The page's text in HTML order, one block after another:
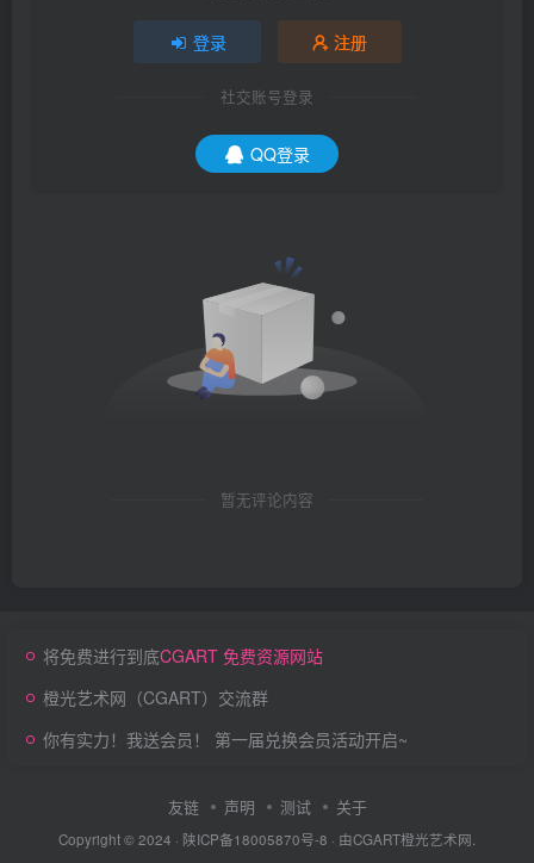
登录 注册
社交账号登录
QQ登录
暂无评论内容
将免费进行到底CGART 免费资源网站
橙光艺术网（CGART）交流群
你有实力！我送会员！ 第一届兑换会员活动开启~
友链 声明 测试 关于
Copyright © 2024 · 陕ICP备18005870号-8 · 由CGART橙光艺术网.